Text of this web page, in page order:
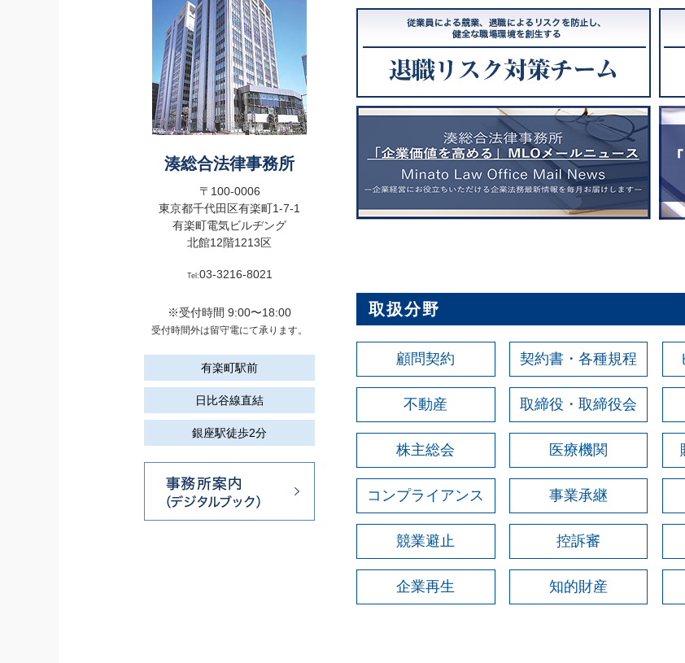
取扱分野
顧問契約 契約書・各種規程
不動産 取締役・取締役会
株主総会 医療機関
コンプライアンス 事業承継
競業避止 控訴審
企業再生 知的財産
湊総合法律事務所
〒100-0006
東京都千代田区有楽町1-7-1
有楽町電気ビルヂング
北館12階1213区
Tel:03-3216-8021
※受付時間 9:00〜18:00
受付時間外は留守電にて承ります。
有楽町駅前
日比谷線直結
銀座駅徒歩2分